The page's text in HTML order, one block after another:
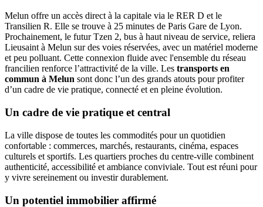
Melun offre un accès direct à la capitale via le RER D et le
Transilien R. Elle se trouve à 25 minutes de Paris Gare de Lyon.
Prochainement, le futur Tzen 2, bus à haut niveau de service, reliera
Lieusaint à Melun sur des voies réservées, avec un matériel moderne
et peu polluant. Cette connexion fluide avec l'ensemble du réseau
francilien renforce l’attractivité de la ville. Les transports en
commun à Melun sont donc l’un des grands atouts pour profiter
d’un cadre de vie pratique, connecté et en pleine évolution.
Un cadre de vie pratique et central
La ville dispose de toutes les commodités pour un quotidien
confortable : commerces, marchés, restaurants, cinéma, espaces
culturels et sportifs. Les quartiers proches du centre-ville combinent
authenticité, accessibilité et ambiance conviviale. Tout est réuni pour
y vivre sereinement ou investir durablement.
Un potentiel immobilier affirmé